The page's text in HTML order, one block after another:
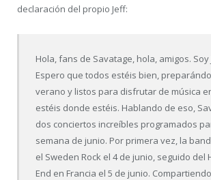
declaración del propio Jeff:
Hola, fans de Savatage, hola, amigos. Soy
Espero que todos estéis bien,
verano y listos para disfrutar de música
estéis donde estéis. Hablando de eso,
dos conciertos increíbles programados
semana de junio. Por primera vez, la
el Sweden Rock el 4 de junio, seguido del
End en Francia el 5 de junio.